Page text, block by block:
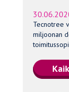
Tecnotree
miljoonan